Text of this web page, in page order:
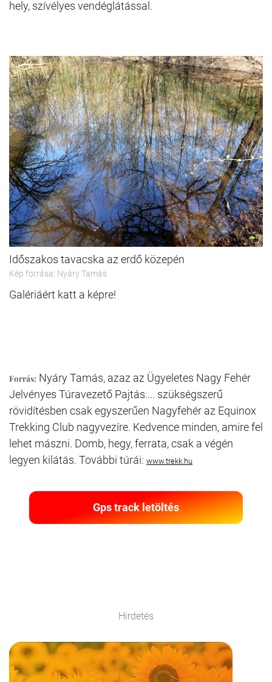
hely, szívélyes vendéglátással.
Időszakos tavacska az erdő közepén
Kép forrása: Nyáry Tamás
Galériáért katt a képre!
Forrás: Nyáry Tamás, azaz az Ügyeletes Nagy Fehér
Jelvényes Túravezető Pajtás.... szükségszerű
rövidítésben csak egyszerűen Nagyfehér az Equinox
Trekking Club nagyvezíre. Kedvence minden, amire fel
lehet mászni. Domb, hegy, ferrata, csak a végén
legyen kilátás. További túrái: www.trekk.hu
Gps track letöltés
Hirdetés